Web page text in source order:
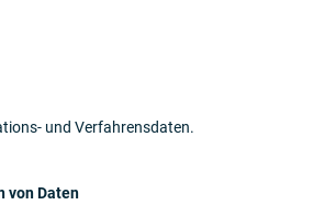
und Verfahrensdaten.
von Daten